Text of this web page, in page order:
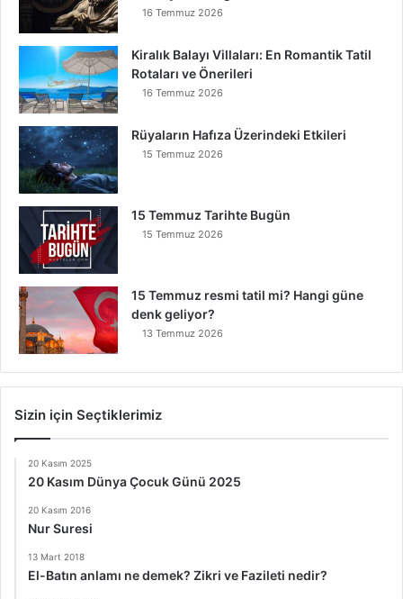
16 Temmuz 2026
Kiralık Balayı Villaları: En Romantik Tatil
Rotaları ve Önerileri
16 Temmuz 2026
Rüyaların Hafıza Üzerindeki Etkileri
15 Temmuz 2026
15 Temmuz Tarihte Bugün
15 Temmuz 2026
15 Temmuz resmi tatil mi? Hangi güne
denk geliyor?
13 Temmuz 2026
Sizin için Seçtiklerimiz
20 Kasım 2025
20 Kasım Dünya Çocuk Günü 2025
20 Kasım 2016
Nur Suresi
13 Mart 2018
El-Batın anlamı ne demek? Zikri ve Fazileti nedir?